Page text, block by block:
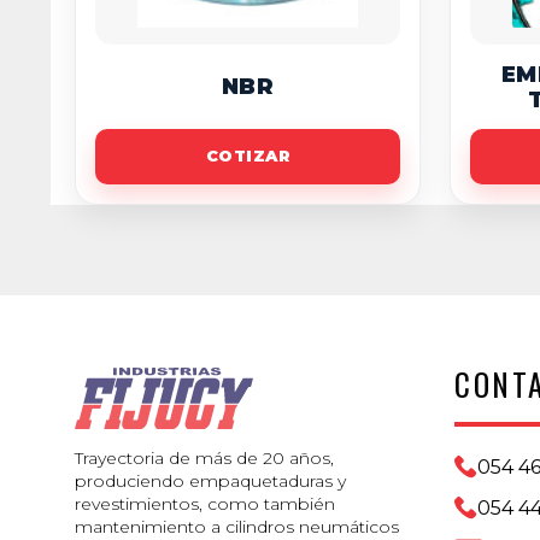
NBR
COTIZAR
Trayectoria de más de 20 años,
produciendo empaquetaduras y
revestimientos, como también
mantenimiento a cilindros neumáticos
054
054